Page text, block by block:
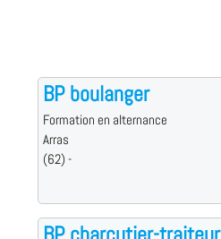
BP boulanger
Formation en alternance
Arras
(62) -